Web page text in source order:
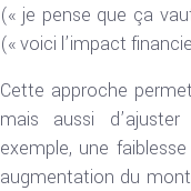
(« je pense que ça
(« voici l’impact
Cette approche
mais aussi
exemple, une
augmentation du